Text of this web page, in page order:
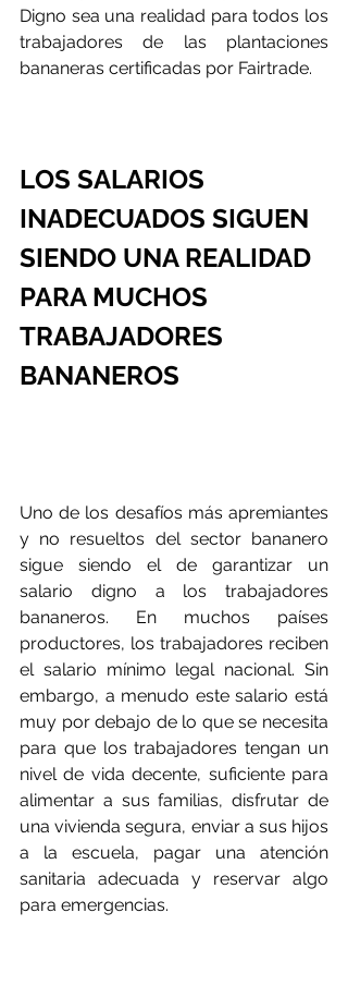
Digno sea una realidad para todos los
trabajadores de las plantaciones
bananeras certificadas por Fairtrade.
LOS SALARIOS
INADECUADOS SIGUEN
SIENDO UNA REALIDAD
PARA MUCHOS
TRABAJADORES
BANANEROS
Uno de los desafíos más apremiantes
y no resueltos del sector bananero
sigue siendo el de garantizar un
salario digno a los trabajadores
bananeros. En muchos países
productores, los trabajadores reciben
el salario mínimo legal nacional. Sin
embargo, a menudo este salario está
muy por debajo de lo que se necesita
para que los trabajadores tengan un
nivel de vida decente, suficiente para
alimentar a sus familias, disfrutar de
una vivienda segura, enviar a sus hijos
a la escuela, pagar una atención
sanitaria adecuada y reservar algo
para emergencias.